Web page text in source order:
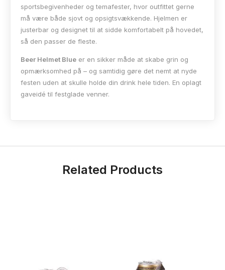
sportsbegivenheder og temafester, hvor outfittet gerne
må være både sjovt og opsigtsvækkende. Hjelmen er
justerbar og designet til at sidde komfortabelt på hovedet,
så den passer de fleste.
Beer Helmet Blue er en sikker måde at skabe grin og
opmærksomhed på – og samtidig gøre det nemt at nyde
festen uden at skulle holde din drink hele tiden. En oplagt
gaveidé til festglade venner.
Related Products